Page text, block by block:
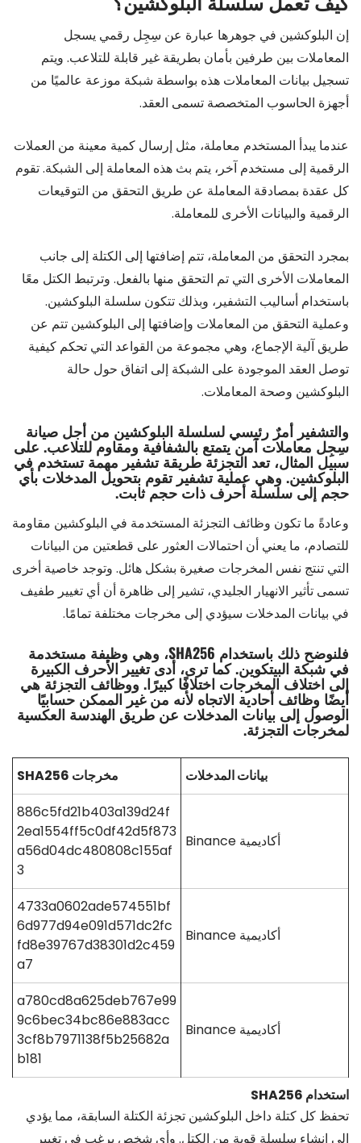
إن البلوكشين في جوهرها عبارة عن سِجِل رقمي يسجل
المعاملات بين طرفين بأمان بطريقة غير قابلة للتلاعب. ويتم
تسجيل بيانات المعاملات هذه بواسطة شبكة موزعة عالميًا من
أجهزة الحاسوب المتخصصة تسمى العقد.
عندما يبدأ المستخدم معاملة، مثل إرسال كمية معينة من العملات
الرقمية إلى مستخدم آخر، يتم بث هذه المعاملة إلى الشبكة. تقوم
كل عقدة بمصادقة المعاملة عن طريق التحقق من التوقيعات
الرقمية والبيانات الأخرى للمعاملة.
بمجرد التحقق من المعاملة، تتم إضافتها إلى الكتلة إلى جانب
المعاملات الأخرى التي تم التحقق منها بالفعل. وترتبط الكتل معًا
باستخدام أساليب التشفير، وبذلك تتكون سلسلة البلوكشين.
وعملية التحقق من المعاملات وإضافتها إلى البلوكشين تتم عن
طريق آلية الإجماع، وهي مجموعة من القواعد التي تحكم كيفية
توصل العقد الموجودة على الشبكة إلى اتفاق حول حالة
البلوكشين وصحة المعاملات.
والتشفير أمرٌ رئيسي لسلسلة البلوكشين من أجل صيانة
سِجِل معاملات آمن يتمتع بالشفافية ومقاوم للتلاعب. على
سبيل المثال، تعد التجزئة طريقة تشفير مهمة تستخدم في
البلوكشين. وهي عملية تشفير تقوم بتحويل المدخلات بأي
حجم إلى سلسلة أحرف ذات حجم ثابت.
وعادةً ما تكون وظائف التجزئة المستخدمة في البلوكشين مقاومة
للتصادم، ما يعني أن احتمالات العثور على قطعتين من البيانات
التي تنتج نفس المخرجات صغيرة بشكل هائل. وتوجد خاصية أخرى
تسمى تأثير الانهيار الجليدي، تشير إلى ظاهرة أن أي تغيير طفيف
في بيانات المدخلات سيؤدي إلى مخرجات مختلفة تمامًا.
فلنوضح ذلك باستخدام SHA256، وهي وظيفة مستخدمة
في شبكة البيتكوين. كما ترى، أدى تغيير الأحرف الكبيرة
إلى اختلاف المخرجات اختلافًا كبيرًا. ووظائف التجزئة هي
أيضًا وظائف أحادية الاتجاه لأنه من غير الممكن حسابيًا
الوصول إلى بيانات المدخلات عن طريق الهندسة العكسية
لمخرجات التجزئة.
بيانات المدخلات مخرجات SHA256
أكاديمية Binance
886c5fd21b403a139d24f
2ea1554ff5c0df42d5f873
a56d04dc480808c155af
3
أكاديمية Binance
4733a0602ade574551bf
6d977d94e091d571dc2fc
fd8e39767d38301d2c459
a7
أكاديمية Binance
a780cd8a625deb767e99
9c6bec34bc86e883acc
3cf8b7971138f5b25682a
b181
استخدام SHA256
تحفظ كل كتلة داخل البلوكشين تجزئة الكتلة السابقة، مما يؤدي
إلى إنشاء سلسلة قوية من الكتل. وأي شخص يرغب في تغيير